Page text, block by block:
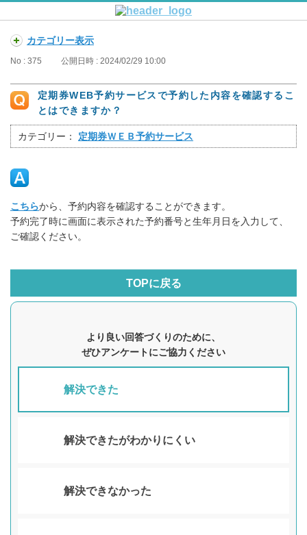
カテゴリー表示
No : 375 公開日時 : 2024/02/29 10:00
定期券WEB予約サービスで予約した内容を確認するこ
とはできますか？
カテゴリー： 定期券ＷＥＢ予約サービス
こちらから、予約内容を確認することができます。
予約完了時に画面に表示された予約番号と生年月日を入力して、
ご確認ください。
TOPに戻る
より良い回答づくりのために、
ぜひアンケートにご協力ください
解決できた
解決できたがわかりにくい
解決できなかった